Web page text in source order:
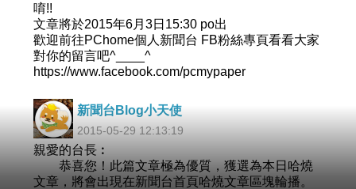
唷!!
文章將於2015年6月3日15:30 po出
歡迎前往PChome個人新聞台 FB粉絲專頁看看大家
對你的留言吧^____^
https://www.facebook.com/pcmypaper
新聞台Blog小天使
2015-05-29 12:13:19
親愛的台長︰
恭喜您！此篇文章極為優質，獲選為本日哈燒
文章，將會出現在新聞台首頁哈燒文章區塊輪播。